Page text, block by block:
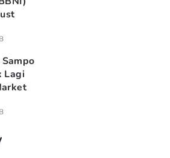
Lagi